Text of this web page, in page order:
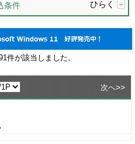
条件 ひらく +
件が該当しました。
次へ>>